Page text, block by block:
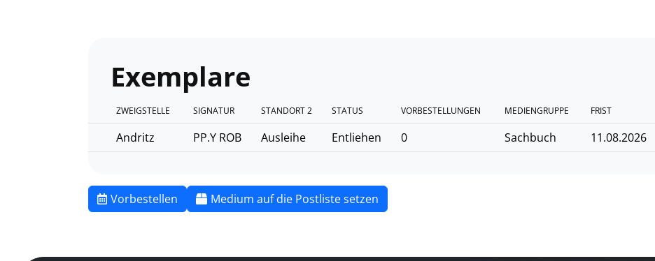
Exemplare
ZWEIGSTELLE SIGNATUR STANDORT 2 STATUS VORBESTELLUNGEN MEDIENGRUPPE FRIST
Andritz PP.Y ROB Ausleihe Entliehen 0 Sachbuch 11.08.2026
Vorbestellen Medium auf die Postliste setzen